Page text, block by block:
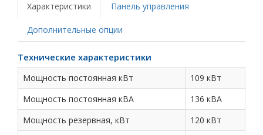
Характеристики Панель управления
Дополнительные опции
Технические характеристики
Мощность постоянная кВт
109 кВт
Мощность постоянная кВА
136 кВА
Мощность резервная, кВт
120 кВт